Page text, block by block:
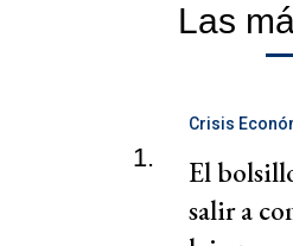
Las
1.
Crisis
El
salir a